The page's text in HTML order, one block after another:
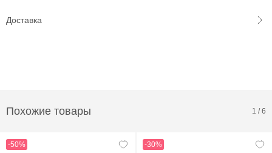
Доставка
Похожие товары 1 /6
-50% -30%